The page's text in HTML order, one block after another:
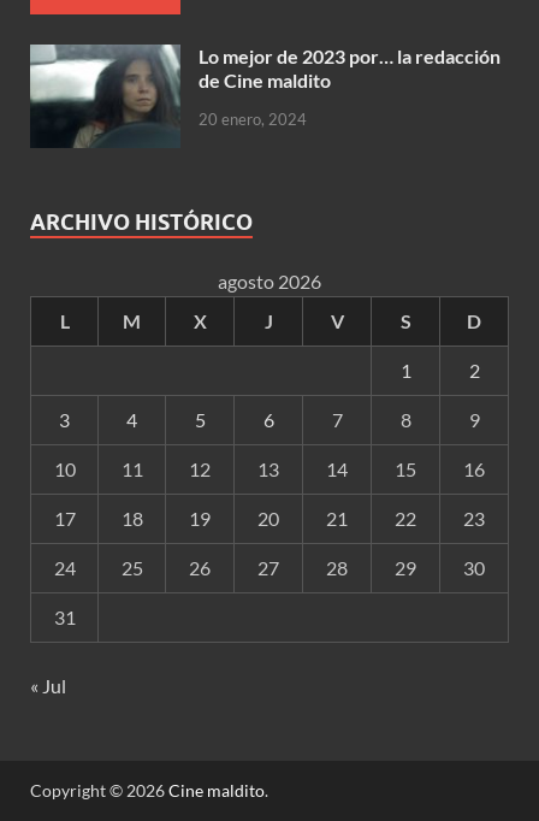
Lo mejor de 2023 por… la redacción
de Cine maldito
20 enero, 2024
ARCHIVO HISTÓRICO
agosto 2026
L
M X J V S D
1 2
3 4 5 6 7 8 9
10 11 12 13 14 15 16
17 18 19 20 21 22 23
24 25 26 27 28 29 30
31
« Jul
Copyright © 2026Cine maldito.